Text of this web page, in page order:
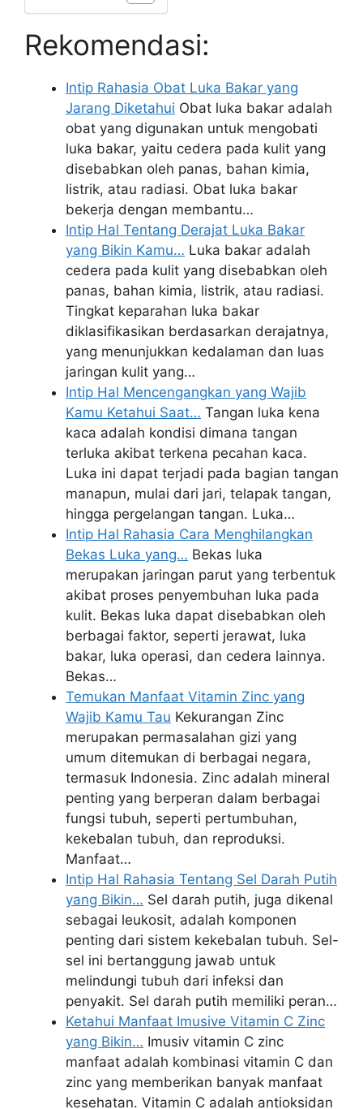
Rekomendasi:
Intip Rahasia Obat Luka Bakar yang
Jarang Diketahui Obat luka bakar adalah
obat yang digunakan untuk mengobati
luka bakar, yaitu cedera pada kulit yang
disebabkan oleh panas, bahan kimia,
listrik, atau radiasi. Obat luka bakar
bekerja dengan membantu…
Intip Hal Tentang Derajat Luka Bakar
yang Bikin Kamu… Luka bakar adalah
cedera pada kulit yang disebabkan oleh
panas, bahan kimia, listrik, atau radiasi.
Tingkat keparahan luka bakar
diklasifikasikan berdasarkan derajatnya,
yang menunjukkan kedalaman dan luas
jaringan kulit yang…
Intip Hal Mencengangkan yang Wajib
Kamu Ketahui Saat… Tangan luka kena
kaca adalah kondisi dimana tangan
terluka akibat terkena pecahan kaca.
Luka ini dapat terjadi pada bagian tangan
manapun, mulai dari jari, telapak tangan,
hingga pergelangan tangan. Luka…
Intip Hal Rahasia Cara Menghilangkan
Bekas Luka yang… Bekas luka
merupakan jaringan parut yang terbentuk
akibat proses penyembuhan luka pada
kulit. Bekas luka dapat disebabkan oleh
berbagai faktor, seperti jerawat, luka
bakar, luka operasi, dan cedera lainnya.
Bekas…
Temukan Manfaat Vitamin Zinc yang
Wajib Kamu Tau Kekurangan Zinc
merupakan permasalahan gizi yang
umum ditemukan di berbagai negara,
termasuk Indonesia. Zinc adalah mineral
penting yang berperan dalam berbagai
fungsi tubuh, seperti pertumbuhan,
kekebalan tubuh, dan reproduksi.
Manfaat…
Intip Hal Rahasia Tentang Sel Darah Putih
yang Bikin… Sel darah putih, juga dikenal
sebagai leukosit, adalah komponen
penting dari sistem kekebalan tubuh. Sel-
sel ini bertanggung jawab untuk
melindungi tubuh dari infeksi dan
penyakit. Sel darah putih memiliki peran…
Ketahui Manfaat Imusive Vitamin C Zinc
yang Bikin… Imusiv vitamin C zinc
manfaat adalah kombinasi vitamin C dan
zinc yang memberikan banyak manfaat
kesehatan. Vitamin C adalah antioksidan